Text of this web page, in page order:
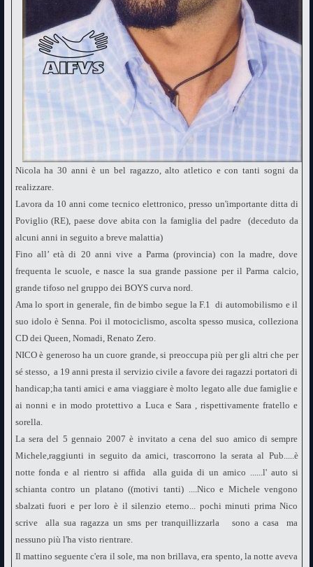
Nicola ha 30 anni è un bel ragazzo, alto atletico e con tanti sogni da
realizzare.
Lavora da 10 anni come tecnico elettronico, presso un'importante ditta di
Poviglio (RE), paese dove abita con la famiglia del padre (deceduto da
alcuni anni in seguito a breve malattia)
Fino all’ età di 20 anni vive a Parma (provincia) con la madre, dove
frequenta le scuole, e nasce la sua grande passione per il Parma calcio,
grande tifoso nel gruppo dei BOYS curva nord.
Ama lo sport in generale, fin de bimbo segue la F.1 di automobilismo e il
suo idolo è Senna. Poi il motociclismo, ascolta spesso musica, colleziona
CD dei Queen, Nomadi, Renato Zero.
NICO è generoso ha un cuore grande, si preoccupa più per gli altri che per
sé stesso, a 19 anni presta il servizio civile a favore dei ragazzi portatori di
handicap;ha tanti amici e ama viaggiare è molto legato alle due famiglie e
ai nonni e in modo protettivo a Luca e Sara , rispettivamente fratello e
sorella.
La sera del 5 gennaio 2007 è invitato a cena del suo amico di sempre
Michele,raggiunti in seguito da amici, trascorrono la serata al Pub.....è
notte fonda e al rientro si affida alla guida di un amico ......l' auto si
schianta contro un platano ((motivi tanti) ....Nico e Michele vengono
sbalzati fuori e per loro è il silenzio eterno... pochi minuti prima Nico
scrive alla sua ragazza un sms per tranquillizzarla sono a casa ma
nessuno più l'ha visto rientrare.
Il mattino seguente c'era il sole, ma non brillava, era spento, la notte aveva